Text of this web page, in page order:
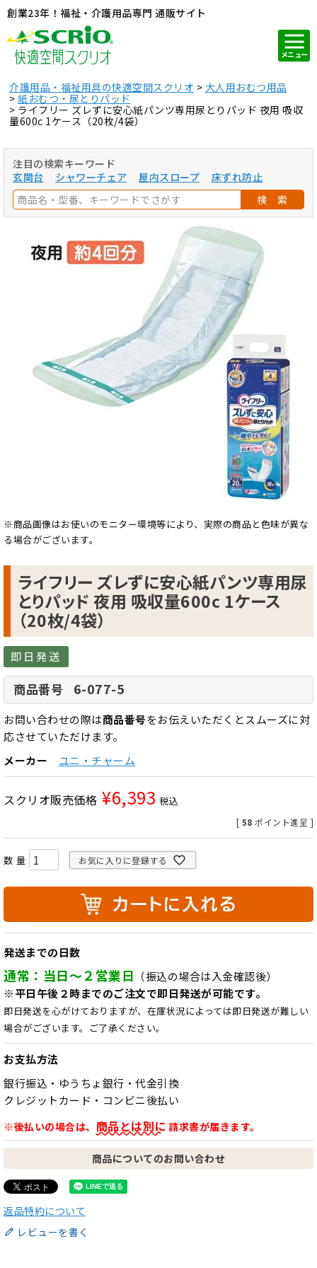
創業23年！福祉・介護用品専門 通販サイト
メニュー
介護用品・福祉用具の快適空間スクリオ
大人用おむつ用品
紙おむつ・尿とりパッド
ライフリー ズレずに安心紙パンツ専用尿とりパッド 夜用 吸収
量600c 1ケース（20枚/4袋）
注目の検索キーワード
玄関台
シャワーチェア 屋内スロープ
床ずれ防止
検 索
※商品画像はお使いのモニター環境等により、実際の商品と色味が異な
る場合がございます。
ライフリー ズレずに安心紙パンツ専用尿
とりパッド 夜用 吸収量600c 1ケース
（20枚/4袋）
即日発送
商品番号 6-077-5
お問い合わせの際は商品番号をお伝えいただくとスムーズに対
応させていただけます。
メーカー
ユニ・チャーム
スクリオ販売価格 ¥6,393 税込
[ 58 ポイント進呈 ]
お気に入りに登録する
発送までの日数
通常：当日～２営業日 （振込の場合は入金確認後）
※平日午後２時までのご注文で即日発送が可能です。
即日発送を心がけておりますが、在庫状況によっては即日発送が難しい
場合がございます。ご了承ください。
お支払方法
銀行振込・ゆうちょ銀行・代金引換
クレジットカード・コンビニ後払い
※後払いの場合は、 商品とは別に 請求書が届きます。
商品についてのお問い合わせ
返品特約について
レビューを書く